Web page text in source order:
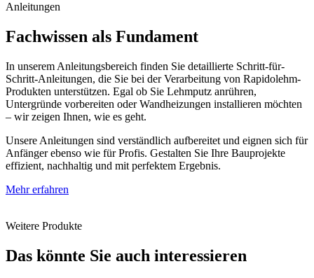
Anleitungen
Fachwissen als Fundament
In unserem Anleitungsbereich finden Sie detaillierte Schritt-für-
Schritt-Anleitungen, die Sie bei der Verarbeitung von Rapidolehm-
Produkten unterstützen. Egal ob Sie Lehmputz anrühren,
Untergründe vorbereiten oder Wandheizungen installieren möchten
– wir zeigen Ihnen, wie es geht.
Unsere Anleitungen sind verständlich aufbereitet und eignen sich für
Anfänger ebenso wie für Profis. Gestalten Sie Ihre Bauprojekte
effizient, nachhaltig und mit perfektem Ergebnis.
Mehr erfahren
Weitere Produkte
Das könnte Sie auch interessieren